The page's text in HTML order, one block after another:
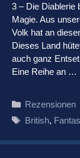
3 – Die Diablerie
Magie. Aus
Volk hat an
Dieses Land
auch ganz
Eine Reihe an …
Kategorien
Rezensionen
Schlagwörter
British,